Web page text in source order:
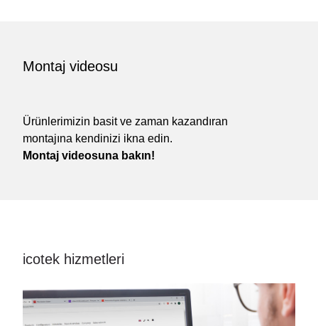
Montaj videosu
Ürünlerimizin basit ve zaman kazandıran
montajına kendinizi ikna edin.
Montaj videosuna bakın!
icotek hizmetleri